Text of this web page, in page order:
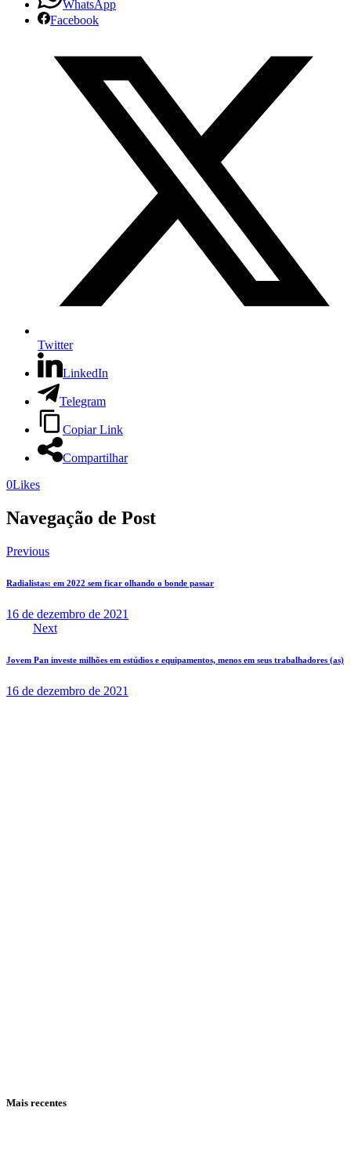
Jovem
Dez/2021
WhatsApp
Facebook
Twitter
LinkedIn
Telegram
Copiar Link
Compartilhar
0Likes
Navegação de Post
Previous
Radialistas: em 2022 sem ficar olhando o bonde passar
16 de dezembro de 2021
Next
Jovem Pan investe milhões em estúdios e equipamentos, menos em seus trabalhadores (as)
16 de dezembro de 2021
Mais recentes